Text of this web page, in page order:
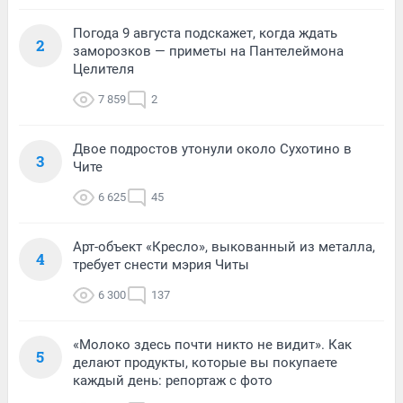
2
Погода 9 августа подскажет, когда ждать
заморозков — приметы на Пантелеймона
Целителя
7 859 2
3
Двое подростов утонули около Сухотино в
Чите
6 625 45
4
Арт-объект «Кресло», выкованный из металла,
требует снести мэрия Читы
6 300 137
5
«Молоко здесь почти никто не видит». Как
делают продукты, которые вы покупаете
каждый день: репортаж с фото